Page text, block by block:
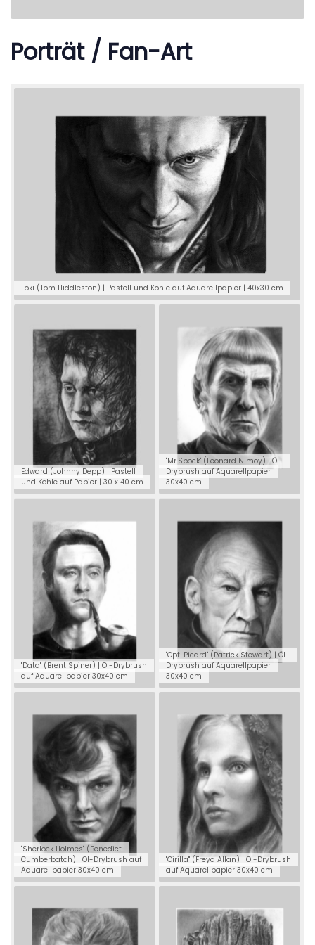
Porträt / Fan-Art
Loki (Tom Hiddleston) | Pastell und Kohle auf Aquarellpapier | 40x30 cm
Edward (Johnny Depp) | Pastell
und Kohle auf Papier | 30 x 40 cm
"Mr.Spock" (Leonard Nimoy) | Öl-
Drybrush auf Aquarellpapier
30x40 cm
"Data" (Brent Spiner) | Öl-Drybrush
auf Aquarellpapier 30x40 cm
"Cpt. Picard" (Patrick Stewart) | Öl-
Drybrush auf Aquarellpapier
30x40 cm
"Sherlock Holmes" (Benedict
Cumberbatch) | Öl-Drybrush auf
Aquarellpapier 30x40 cm
"Cirilla" (Freya Allan) | Öl-Drybrush
auf Aquarellpapier 30x40 cm